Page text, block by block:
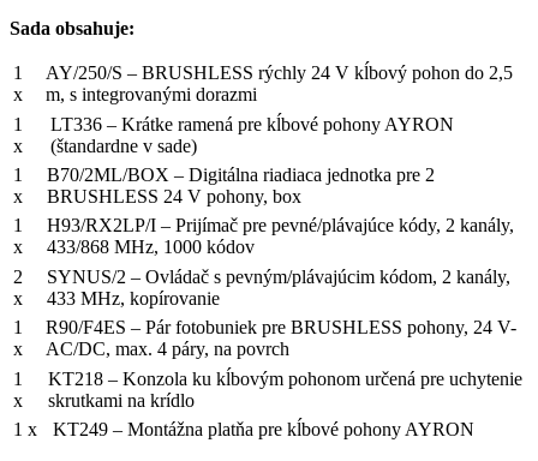
Sada obsahuje:
1
x
AY/250/S – BRUSHLESS rýchly 24 V kĺbový pohon do 2,5
m, s integrovanými dorazmi
1
x
LT336 – Krátke ramená pre kĺbové pohony AYRON
(štandardne v sade)
1
x
B70/2ML/BOX – Digitálna riadiaca jednotka pre 2
BRUSHLESS 24 V pohony, box
1
x
H93/RX2LP/I – Prijímač pre pevné/plávajúce kódy, 2 kanály,
433/868 MHz, 1000 kódov
2
x
SYNUS/2 – Ovládač s pevným/plávajúcim kódom, 2 kanály,
433 MHz, kopírovanie
1
x
R90/F4ES – Pár fotobuniek pre BRUSHLESS pohony, 24 V-
AC/DC, max. 4 páry, na povrch
1
x
KT218 – Konzola ku kĺbovým pohonom určená pre uchytenie
skrutkami na krídlo
1 x
KT249 – Montážna platňa pre kĺbové pohony AYRON